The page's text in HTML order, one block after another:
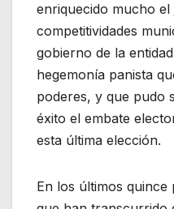
enriquecido mucho el
competitividades
gobierno de la
hegemonía panista
poderes, y que pudo
éxito el embate
esta última elección.
En los últimos quince